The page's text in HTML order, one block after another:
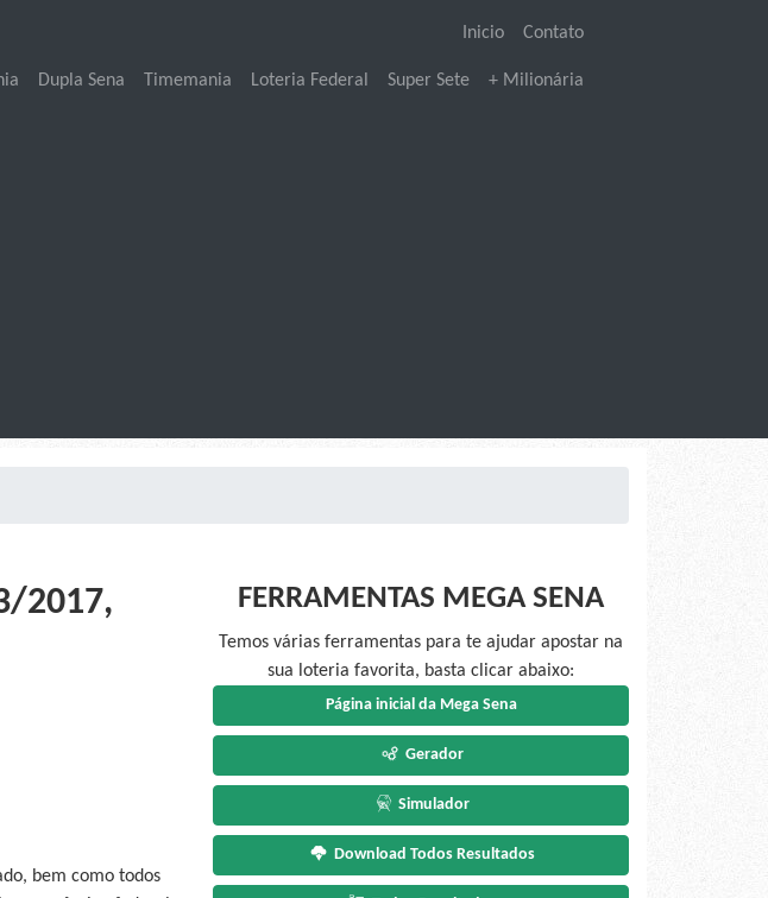
Inicio Contato
Dupla Sena Timemania Loteria Federal Super Sete + Milionária
2017,
bem como todos
FERRAMENTAS MEGA SENA
Temos várias ferramentas para te ajudar apostar na
sua loteria favorita, basta clicar abaixo:
Página inicial da Mega Sena
Gerador
Simulador
Download Todos Resultados